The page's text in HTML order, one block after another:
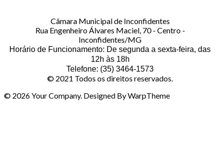
Câmara Municipal de Inconfidentes
Rua Engenheiro Álvares Maciel, 70 - Centro -
Inconfidentes/MG
Horário de Funcionamento: De segunda a sexta-feira, das
12h às 18h
Telefone: (35) 3464-1573
© 2021 Todos os direitos reservados.
© 2026 Your Company. Designed By WarpTheme